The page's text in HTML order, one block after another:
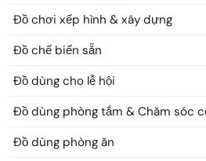
Đồ chơi xếp hình & xây dựng
Đồ chế biến sẵn
Đồ dùng cho lễ hội
Đồ dùng phòng tắm & Chăm sóc
Đồ dùng phòng ăn